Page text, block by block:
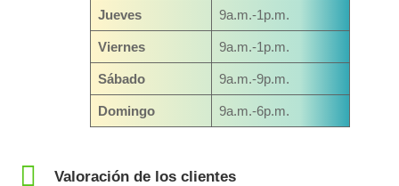
Jueves 9a.m.-1p.m.
Viernes 9a.m.-1p.m.
Sábado 9a.m.-9p.m.
Domingo 9a.m.-6p.m.
Valoración de los clientes